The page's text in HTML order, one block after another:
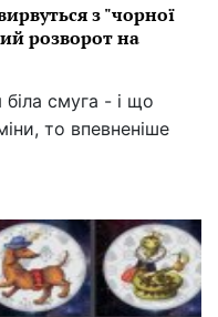
з "чорної
розворот на
смуга - і що
то впевненіше